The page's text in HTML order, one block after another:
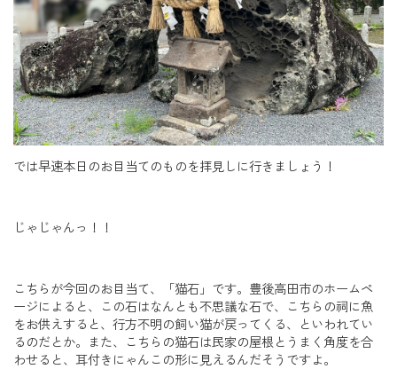
では早速本日のお目当てのものを拝見しに行きましょう！
じゃじゃんっ！！
こちらが今回のお目当て、「猫石」です。豊後高田市のホームペ
ージによると、この石はなんとも不思議な石で、こちらの祠に魚
をお供えすると、行方不明の飼い猫が戻ってくる、といわれてい
るのだとか。また、こちらの猫石は民家の屋根とうまく角度を合
わせると、耳付きにゃんこの形に見えるんだそうですよ。